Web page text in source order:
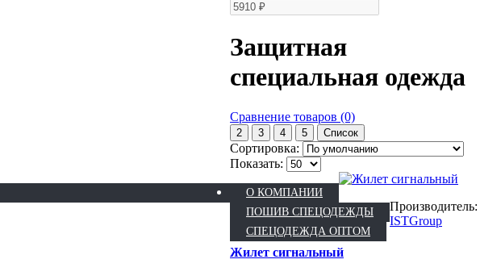
О КОМПАНИИ
ПОШИВ СПЕЦОДЕЖДЫ
СПЕЦОДЕЖДА ОПТОМ
Защитная
специальная одежда
Сравнение товаров (0)
2 3 4 5 Список
Сортировка:
Показать:
Производитель:
ISTGroup
Жилет сигнальный